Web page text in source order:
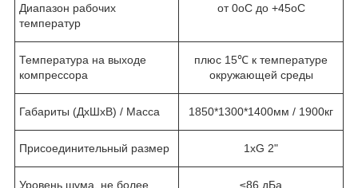
Диапазон рабочих
температур
от 0оС до +45оС
Температура на выходе
компрессора
плюс 15℃ к температуре
окружающей среды
Габариты (ДхШхВ) / Масса 1850*1300*1400мм / 1900кг
Присоединительный размер 1хG 2"
Уровень шума, не более ≤86 дБа